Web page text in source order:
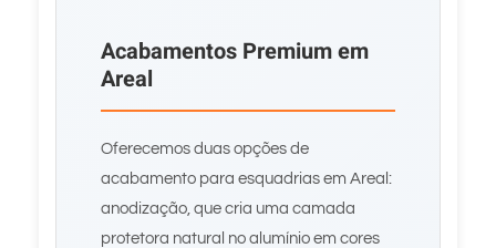
Acabamentos Premium em
Areal
Oferecemos duas opções de
acabamento para esquadrias em Areal:
anodização, que cria uma camada
protetora natural no alumínio em cores